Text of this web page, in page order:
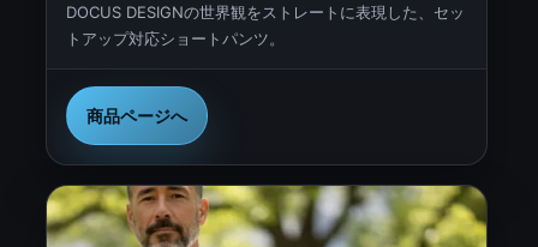
DOCUS DESIGNの世界観をストレートに表現した、セッ
トアップ対応ショートパンツ。
商品ページへ